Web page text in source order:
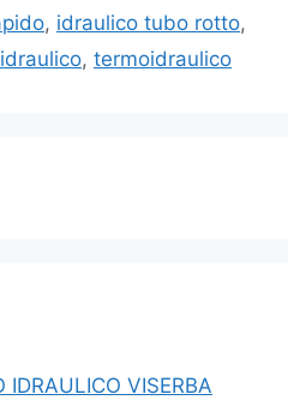
, idraulico tubo rotto,
, termoidraulico
IDRAULICO VISERBA